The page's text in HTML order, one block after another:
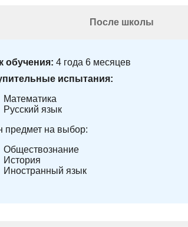
После школы
обучения: 4 года 6 месяцев
испытания:
Математика
Русский язык
предмет на выбор:
Обществознание
История
Иностранный язык